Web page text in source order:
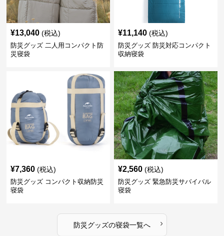
¥13,040 (税込)
防災グッズ 二人用コンパクト防
災寝袋
¥11,140 (税込)
防災グッズ 防災対応コンパクト
収納寝袋
¥7,360 (税込)
防災グッズ コンパクト収納防災
寝袋
¥2,560 (税込)
防災グッズ 緊急防災サバイバル
寝袋
防災グッズの寝袋一覧へ ›